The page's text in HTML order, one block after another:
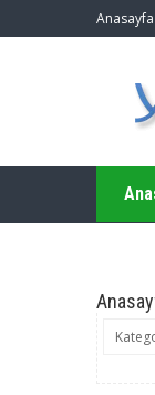
Anasayfa